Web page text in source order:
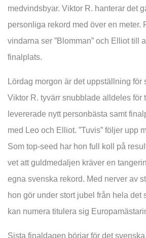
medvindsbyar. Viktor R. hanterar det
personliga rekord med över en meter.
vindarna ser ”Blomman” och Elliot till
finalplats.
Lördag morgon är det uppställning för
Viktor R. tyvärr snubblade alldeles för
levererade nytt personbästa samt
med Leo och Elliot. ”Tuvis” följer upp
Som top-seed har hon full koll på
vet att guldmedaljen kräver en
egna svenska rekord. Med nerver av
hon gör under stort jubel från hela det
kan numera titulera sig
Sista finaldagen börjar för det